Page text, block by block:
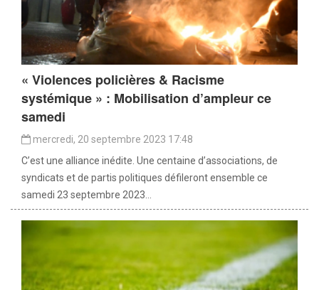
« Violences policières & Racisme
systémique » : Mobilisation d’ampleur ce
samedi
mercredi, 20 septembre 2023 17:48
C’est une alliance inédite. Une centaine d’associations, de
syndicats et de partis politiques défileront ensemble ce
samedi 23 septembre 2023...